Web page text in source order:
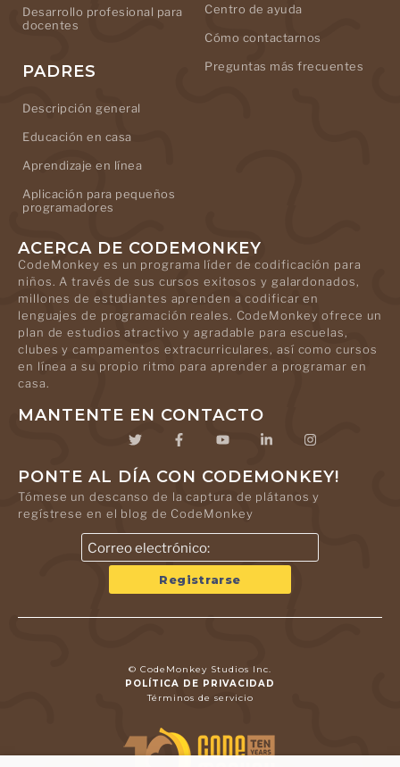
Desarrollo profesional para
docentes
PADRES
Descripción general
Educación en casa
Aprendizaje en línea
Aplicación para pequeños
programadores
Centro de ayuda
Cómo contactarnos
Preguntas más frecuentes
ACERCA DE CODEMONKEY
CodeMonkey es un programa líder de codificación para
niños. A través de sus cursos exitosos y galardonados,
millones de estudiantes aprenden a codificar en
lenguajes de programación reales. CodeMonkey ofrece un
plan de estudios atractivo y agradable para escuelas,
clubes y campamentos extracurriculares, así como cursos
en línea a su propio ritmo para aprender a programar en
casa.
MANTENTE EN CONTACTO
PONTE AL DÍA CON CODEMONKEY!
Tómese un descanso de la captura de plátanos y
regístrese en el blog de CodeMonkey
© CodeMonkey Studios Inc.
POLÍTICA DE PRIVACIDAD
Términos de servicio